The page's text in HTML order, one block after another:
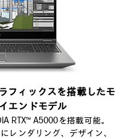
フィックスを搭載したモ
エンドモデル
RTX™ A5000を搭載可能。
レンダリング、デザイン、